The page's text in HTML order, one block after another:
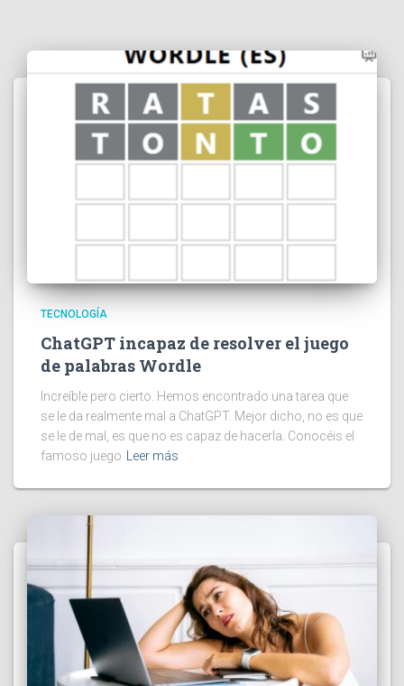
TECNOLOGÍA
ChatGPT incapaz de resolver el juego
de palabras Wordle
Increíble pero cierto. Hemos encontrado una tarea que
se le da realmente mal a ChatGPT. Mejor dicho, no es que
se le de mal, es que no es capaz de hacerla. Conocéis el
famoso juego Leer más